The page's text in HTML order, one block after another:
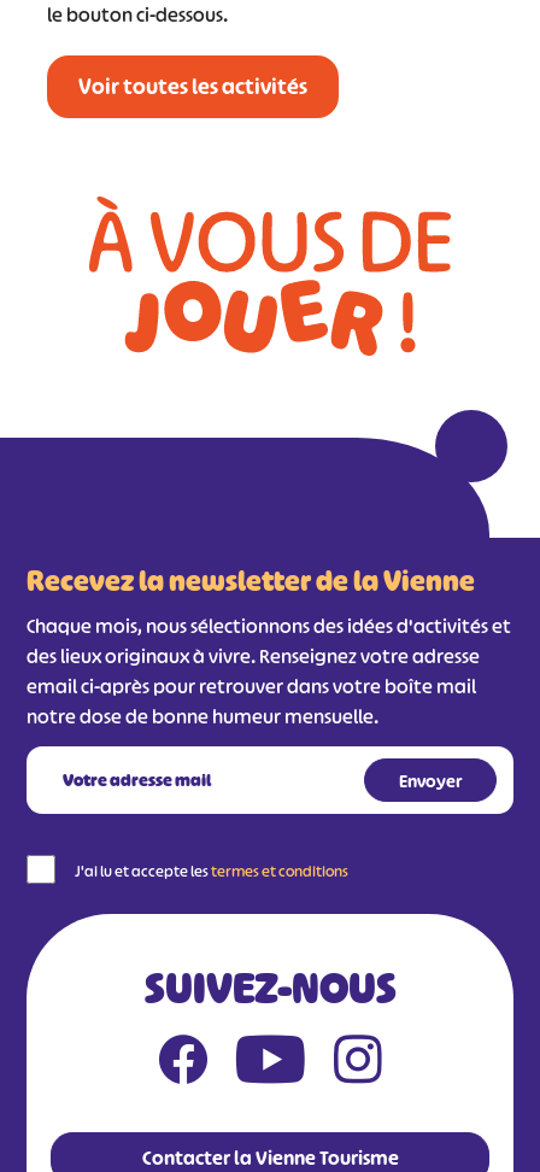
le bouton ci-dessous.
Voir toutes les activités
Recevez la newsletter de la Vienne
Chaque mois, nous sélectionnons des idées d'activités et
des lieux originaux à vivre. Renseignez votre adresse
email ci-après pour retrouver dans votre boîte mail
notre dose de bonne humeur mensuelle.
J'ai lu et accepte lestermes et conditions
SUIVEZ-NOUS
Contacter la Vienne Tourisme